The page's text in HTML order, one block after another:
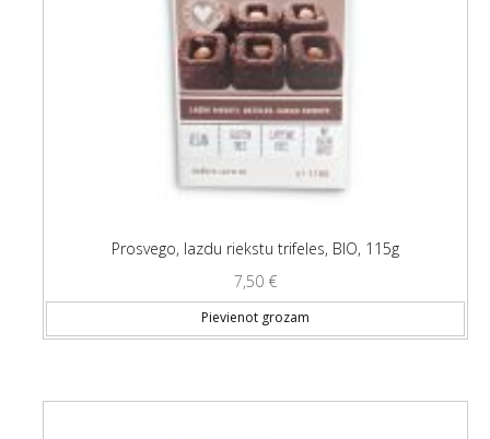
Prosvego, lazdu riekstu trifeles, BIO, 115g
7,50 €
Pievienot grozam